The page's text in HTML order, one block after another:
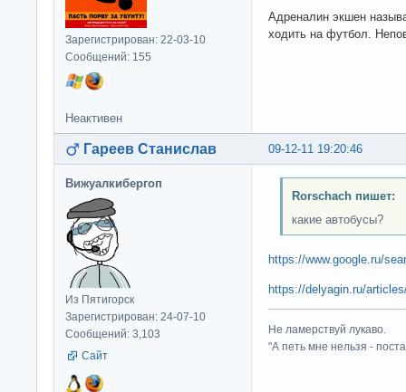
Зарегистрирован: 22-03-10
Сообщений: 155
Адреналин экшен
ходить на футбол.
Неактивен
09-12-11 19:20:46
Гареев Станислав
Вижуалкибергоп
Из Пятигорск
Зарегистрирован: 24-07-10
Сообщений: 3,103
Сайт
Rorschach пишет:
какие автобусы?
https://www.google.ru/
https://delyagin.ru/
Не ламерствуй лукаво.
"А петь мне нельзя -